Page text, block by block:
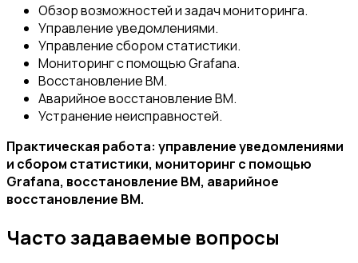
Обзор возможностей и задач мониторинга.
Управление уведомлениями.
Управление сбором статистики.
Мониторинг с помощью Grafana.
Восстановление ВМ.
Аварийное восстановление ВМ.
Устранение неисправностей.
Практическая работа: управление уведомлениями
и сбором статистики, мониторинг с помощью
Grafana, восстановление ВМ, аварийное
восстановление ВМ.
Часто задаваемые вопросы